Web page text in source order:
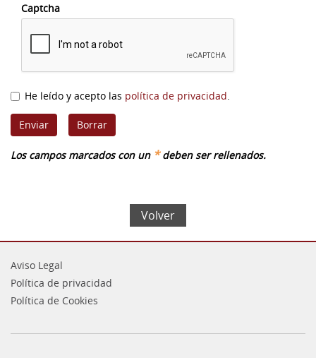
Captcha
He leído y acepto las política de privacidad.
Los campos marcados con un *deben ser rellenados.
Volver
Aviso Legal
Política de privacidad
Política de Cookies